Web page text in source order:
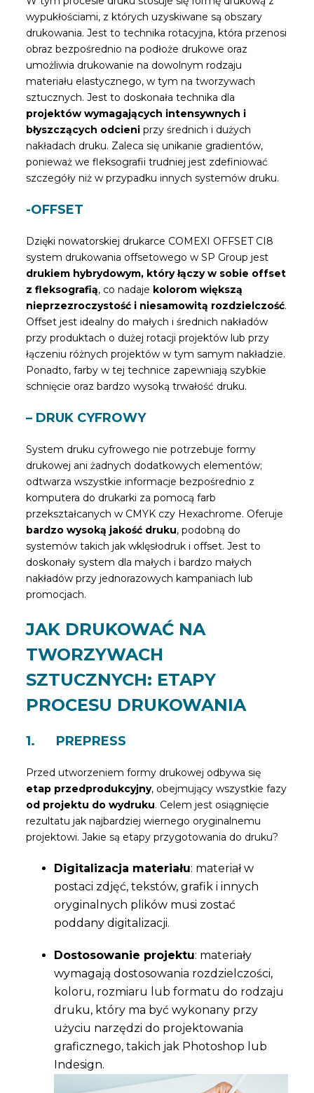
wypukłościami, z których uzyskiwane są obszary
drukowania. Jest to technika rotacyjna, która przenosi
obraz bezpośrednio na podłoże drukowe oraz
umożliwia drukowanie na dowolnym rodzaju
materiału elastycznego, w tym na tworzywach
sztucznych. Jest to doskonała technika dla
projektów wymagających intensywnych i
błyszczących odcieni przy średnich i dużych
nakładach druku. Zaleca się unikanie gradientów,
ponieważ we fleksografii trudniej jest zdefiniować
szczegóły niż w przypadku innych systemów druku.
-OFFSET
Dzięki nowatorskiej drukarce COMEXI OFFSET CI8
system drukowania offsetowego w SP Group jest
drukiem hybrydowym, który łączy w sobie offset
z fleksografią, co nadaje kolorom większą
nieprzezroczystość i niesamowitą rozdzielczość.
Offset jest idealny do małych i średnich nakładów
przy produktach o dużej rotacji projektów lub przy
łączeniu różnych projektów w tym samym nakładzie.
Ponadto, farby w tej technice zapewniają szybkie
schnięcie oraz bardzo wysoką trwałość druku.
– DRUK CYFROWY
System druku cyfrowego nie potrzebuje formy
drukowej ani żadnych dodatkowych elementów;
odtwarza wszystkie informacje bezpośrednio z
komputera do drukarki za pomocą farb
przekształcanych w CMYK czy Hexachrome. Oferuje
bardzo wysoką jakość druku, podobną do
systemów takich jak wklęsłodruk i offset. Jest to
doskonały system dla małych i bardzo małych
nakładów przy jednorazowych kampaniach lub
promocjach.
JAK DRUKOWAĆ NA
TWORZYWACH
SZTUCZNYCH: ETAPY
PROCESU DRUKOWANIA
1. PREPRESS
Przed utworzeniem formy drukowej odbywa się
etap przedprodukcyjny, obejmujący wszystkie fazy
od projektu do wydruku. Celem jest osiągnięcie
rezultatu jak najbardziej wiernego oryginalnemu
projektowi. Jakie są etapy przygotowania do druku?
Digitalizacja materiału: materiał w
postaci zdjęć, tekstów, grafik i innych
oryginalnych plików musi zostać
poddany digitalizacji.
Dostosowanie projektu: materiały
wymagają dostosowania rozdzielczości,
koloru, rozmiaru lub formatu do rodzaju
druku, który ma być wykonany przy
użyciu narzędzi do projektowania
graficznego, takich jak Photoshop lub
Indesign.